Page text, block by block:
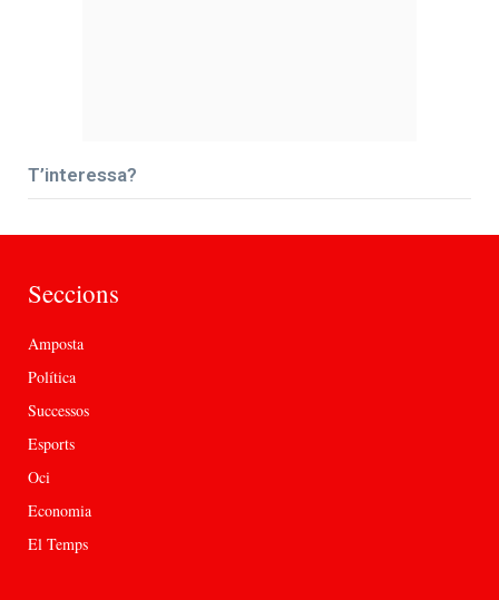
T’interessa?
Seccions
Amposta
Política
Successos
Esports
Oci
Economia
El Temps